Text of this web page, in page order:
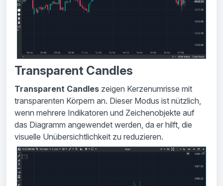
Transparent Candles
Transparent Candles zeigen Kerzenumrisse mit
transparenten Körpern an. Dieser Modus ist nützlich,
wenn mehrere Indikatoren und Zeichenobjekte auf
das Diagramm angewendet werden, da er hilft, die
visuelle Unübersichtlichkeit zu reduzieren.